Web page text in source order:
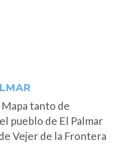
Mapa tanto de
pueblo de El Palmar
Vejer de la Frontera